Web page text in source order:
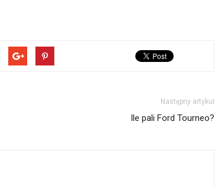
Następny artykuł
Ile pali Ford Tourneo?